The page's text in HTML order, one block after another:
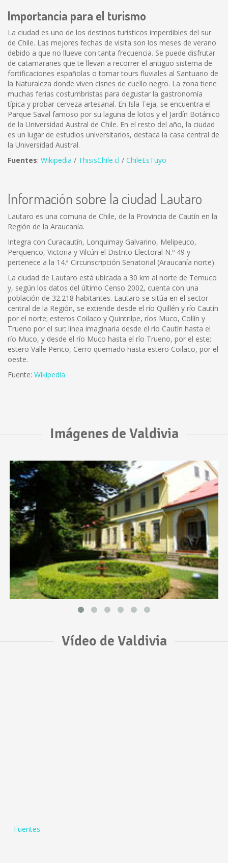
Importancia para el turismo
La ciudad es uno de los destinos turísticos imperdibles del sur
de Chile. Las mejores fechas de visita son los meses de verano
debido a que no llueve con tanta frecuencia. Se puede disfrutar
de catamaranes que te llevan a recorrer el antiguo sistema de
fortificaciones españolas o tomar tours fluviales al Santuario de
la Naturaleza donde viven cisnes de cuello negro. La zona tiene
muchas ferias costumbristas para degustar la gastronomía
típica y probar cerveza artesanal. En Isla Teja, se encuentra el
Parque Saval famoso por su laguna de lotos y el Jardín Botánico
de la Universidad Austral de Chile. En el resto del año, la ciudad
es un lugar de estudios universitarios, destaca la casa central de
la Universidad Austral.
Fuentes: Wikipedia / ThisisChile.cl / ChileEsTuyo
Información sobre la ciudad Lautaro
Lautaro es una comuna de Chile, de la Provincia de Cautín en la
Región de la Araucanía.
Integra con Curacautín, Lonquimay Galvarino, Melipeuco,
Perquenco, Victoria y Vilcún el Distrito Electoral N.º 49 y
pertenece a la 14.ª Circunscripción Senatorial (Araucanía norte).
La ciudad de Lautaro está ubicada a 30 km al norte de Temuco
y, según los datos del último Censo 2002, cuenta con una
población de 32.218 habitantes. Lautaro se sitúa en el sector
central de la Región, se extiende desde el río Quillén y río Cautín
por el norte; esteros Coilaco y Quintrilpe, ríos Muco, Collín y
Trueno por el sur; línea imaginaria desde el río Cautín hasta el
río Muco, y desde el río Muco hasta el río Trueno, por el este;
estero Valle Penco, Cerro quemado hasta estero Coilaco, por el
oeste.
Fuente: Wikipedia
Imágenes de Valdivia
Vídeo de Valdivia
Fuentes